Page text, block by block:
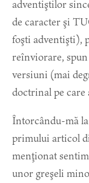
adventiştilor
de caracter şi
foşti adventişti),
reînviorare, spun
versiuni (mai
doctrinal pe care
Întorcându-mă
primului articol
menţionat
unor greşeli